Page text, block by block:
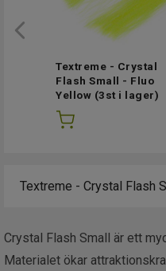
Textreme - Crystal
Flash Small - Fluo
Yellow (3st i lager)
Crystal Flash Small är ett
Materialet ökar